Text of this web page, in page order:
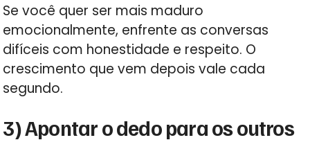
Se você quer ser mais maduro
emocionalmente, enfrente as conversas
difíceis com honestidade e respeito. O
crescimento que vem depois vale cada
segundo.
3) Apontar o dedo para os outros